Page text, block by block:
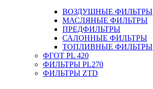
ВОЗДУШНЫЕ ФИЛЬТРЫ
МАСЛЯНЫЕ ФИЛЬТРЫ
ПРЕДФИЛЬТРЫ
САЛОННЫЕ ФИЛЬТРЫ
ТОПЛИВНЫЕ ФИЛЬТРЫ
ФГОТ PL 420
ФИЛЬТРЫ PL270
ФИЛЬТРЫ ZTD